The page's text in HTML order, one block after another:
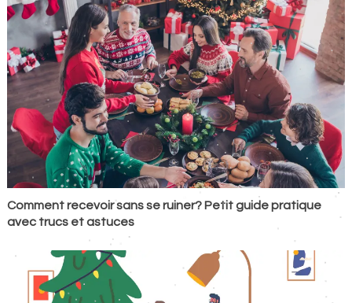
Comment recevoir sans se ruiner? Petit guide pratique
avec trucs et astuces